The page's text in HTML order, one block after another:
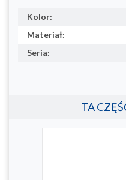
Kolor:
Materiał:
Seria:
TA